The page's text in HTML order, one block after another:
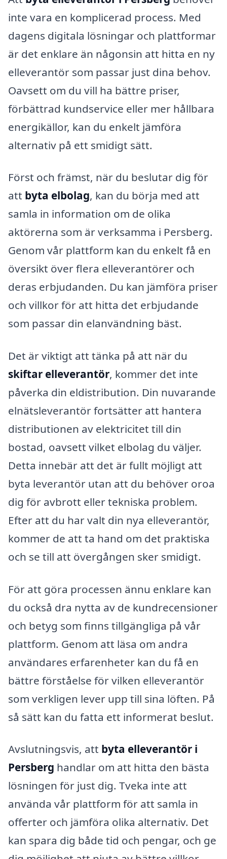
inte vara en komplicerad process. Med
dagens digitala lösningar och plattformar
är det enklare än någonsin att hitta en ny
elleverantör som passar just dina behov.
Oavsett om du vill ha bättre priser,
förbättrad kundservice eller mer hållbara
energikällor, kan du enkelt jämföra
alternativ på ett smidigt sätt.
Först och främst, när du beslutar dig för
att byta elbolag, kan du börja med att
samla in information om de olika
aktörerna som är verksamma i Persberg.
Genom vår plattform kan du enkelt få en
översikt över flera elleverantörer och
deras erbjudanden. Du kan jämföra priser
och villkor för att hitta det erbjudande
som passar din elanvändning bäst.
Det är viktigt att tänka på att när du
skiftar elleverantör, kommer det inte
påverka din eldistribution. Din nuvarande
elnätsleverantör fortsätter att hantera
distributionen av elektricitet till din
bostad, oavsett vilket elbolag du väljer.
Detta innebär att det är fullt möjligt att
byta leverantör utan att du behöver oroa
dig för avbrott eller tekniska problem.
Efter att du har valt din nya elleverantör,
kommer de att ta hand om det praktiska
och se till att övergången sker smidigt.
För att göra processen ännu enklare kan
du också dra nytta av de kundrecensioner
och betyg som finns tillgängliga på vår
plattform. Genom att läsa om andra
användares erfarenheter kan du få en
bättre förståelse för vilken elleverantör
som verkligen lever upp till sina löften. På
så sätt kan du fatta ett informerat beslut.
Avslutningsvis, att byta elleverantör i
Persberg handlar om att hitta den bästa
lösningen för just dig. Tveka inte att
använda vår plattform för att samla in
offerter och jämföra olika alternativ. Det
kan spara dig både tid och pengar, och ge